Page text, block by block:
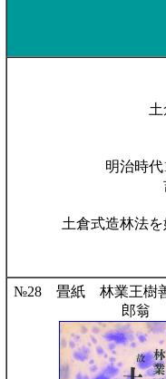
明治時
土倉式造林法
№28 畳紙 林業王樹
郎翁